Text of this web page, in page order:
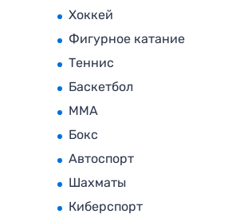
Хоккей
Фигурное катание
Теннис
Баскетбол
MMA
Бокс
Автоспорт
Шахматы
Киберспорт